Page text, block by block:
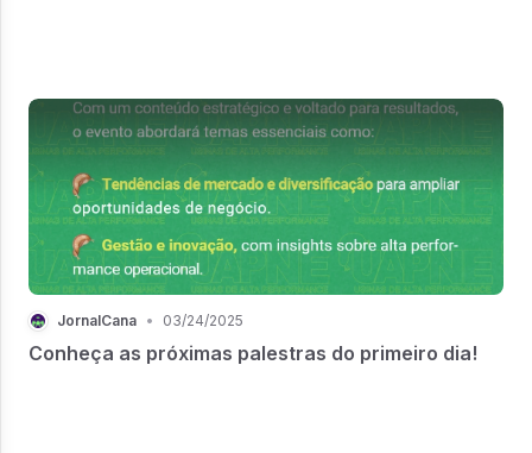
JornalCana • 03/24/2025
Conheça as próximas palestras do primeiro dia!